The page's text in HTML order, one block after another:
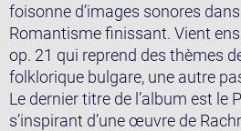
foisonne d’images sonores
Romantisme finissant. Vient
op. 21 qui reprend des thèmes
folklorique bulgare, une autre
Le dernier titre de l’album est le
s’inspirant d’une œuvre de